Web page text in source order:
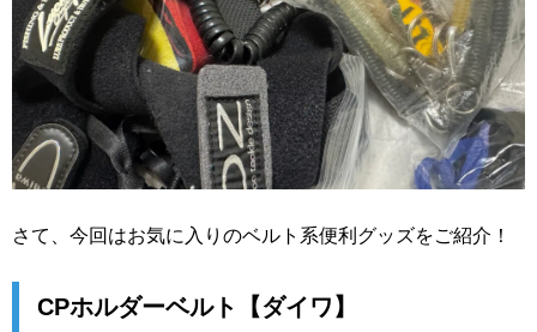
さて、今回はお気に入りのベルト系便利グッズをご紹介！
CPホルダーベルト【ダイワ】